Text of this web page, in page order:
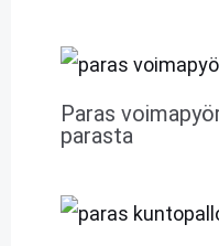
Paras
parasta